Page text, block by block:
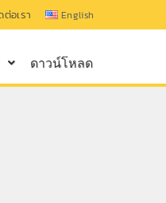
ต่อเรา English
ดาวน์โหลด